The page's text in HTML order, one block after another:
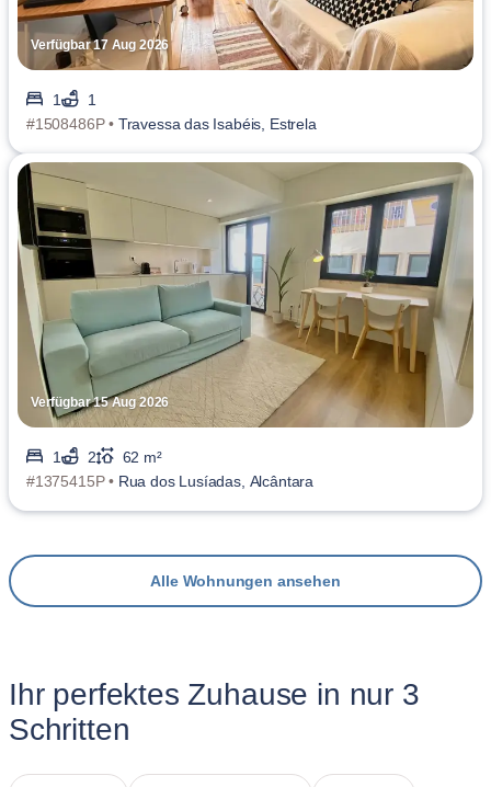
Verfügbar 17 Aug 2026
1
1
#1508486P • Travessa das Isabéis, Estrela
Verfügbar 15 Aug 2026
1 2
62 m²
#1375415P • Rua dos Lusíadas, Alcântara
Alle Wohnungen ansehen
Ihr perfektes Zuhause in nur 3
Schritten